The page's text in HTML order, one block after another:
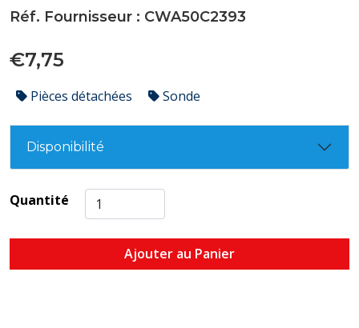
Réf. Fournisseur : CWA50C2393
€7,75
Pièces détachées Sonde
Disponibilité
Quantité
Ajouter au Panier